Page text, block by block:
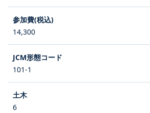
14,300
101-1
6